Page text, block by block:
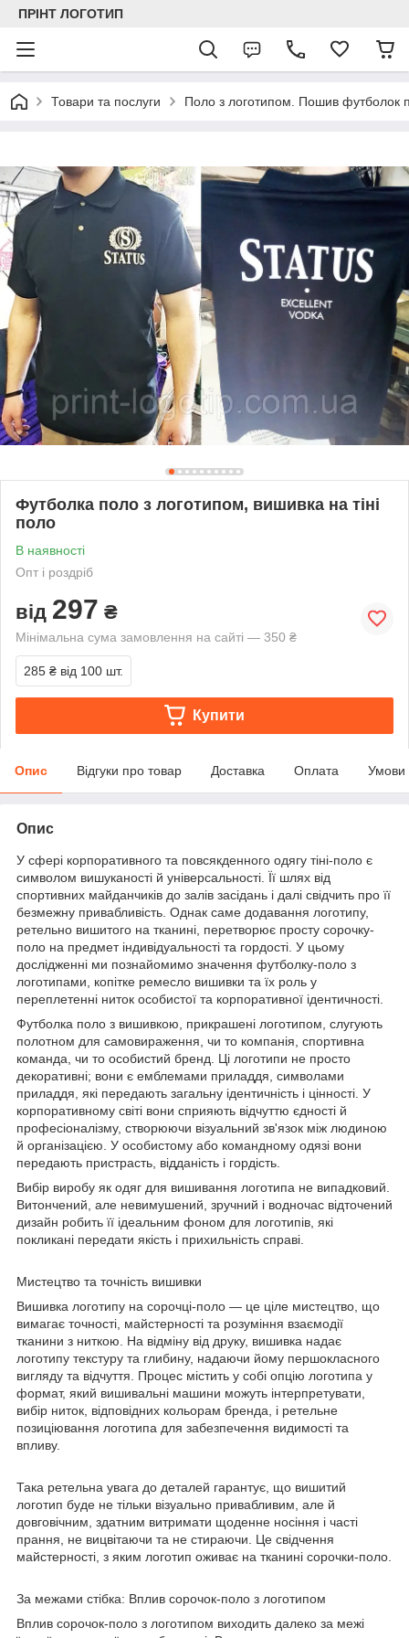
ПРІНТ ЛОГОТИП
Товари та послуги Поло з логотипом. Пошив футболок
Футболка поло з логотипом, вишивка на тіні
поло
В наявності
Опт і роздріб
від 297 ₴
Мінімальна сума замовлення на сайті — 350 ₴
285 ₴ від 100 шт.
Купити
Опис Відгуки про товар Доставка Оплата Умови
Опис
У сфері корпоративного та повсякденного одягу тіні-поло є
символом вишуканості й універсальності. Її шлях від
спортивних майданчиків до залів засідань і далі свідчить про її
безмежну привабливість. Однак саме додавання логотипу,
ретельно вишитого на тканині, перетворює просту сорочку-
поло на предмет індивідуальності та гордості. У цьому
дослідженні ми познайомимо значення футболку-поло з
логотипами, копітке ремесло вишивки та їх роль у
переплетенні ниток особистої та корпоративної ідентичності.
Футболка поло з вишивкою, прикрашені логотипом, слугують
полотном для самовираження, чи то компанія, спортивна
команда, чи то особистий бренд. Ці логотипи не просто
декоративні; вони є емблемами приладдя, символами
приладдя, які передають загальну ідентичність і цінності. У
корпоративному світі вони сприяють відчуттю єдності й
професіоналізму, створюючи візуальний зв'язок між людиною
й організацією. У особистому або командному одязі вони
передають пристрасть, відданість і гордість.
Вибір виробу як одяг для вишивання логотипа не випадковий.
Витончений, але невимушений, зручний і водночас відточений
дизайн робить її ідеальним фоном для логотипів, які
покликані передати якість і прихильність справі.
Мистецтво та точність вишивки
Вишивка логотипу на сорочці-поло — це ціле мистецтво, що
вимагає точності, майстерності та розуміння взаємодії
тканини з ниткою. На відміну від друку, вишивка надає
логотипу текстуру та глибину, надаючи йому першокласного
вигляду та відчуття. Процес містить у собі опцію логотипа у
формат, який вишивальні машини можуть інтерпретувати,
вибір ниток, відповідних кольорам бренда, і ретельне
позиціювання логотипа для забезпечення видимості та
впливу.
Така ретельна увага до деталей гарантує, що вишитий
логотип буде не тільки візуально привабливим, але й
довговічним, здатним витримати щоденне носіння і часті
прання, не вицвітаючи та не стираючи. Це свідчення
майстерності, з яким логотип оживає на тканині сорочки-поло.
За межами стібка: Вплив сорочок-поло з логотипом
Вплив сорочок-поло з логотипом виходить далеко за межі